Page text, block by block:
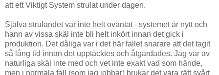
att ett Viktigt System strulat under dagen.
Själva strulandet var inte helt oväntat - systemet är nytt och
hann av vissa skäl inte bli helt inkört innan det gick i
produktion. Det dåliga var i det här fallet snarare att det tagit
så lång tid innan det upptäcktes och åtgärdades. Jag var av
naturliga skäl inte med och vet inte exakt vad som hände,
men i normala fall (som jag jobbar) brukar det vara rätt svårt